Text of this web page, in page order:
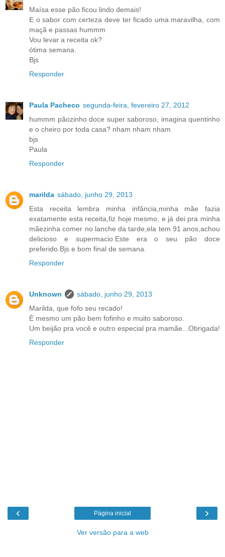
Maísa esse pão ficou lindo demais!
E o sabor com certeza deve ter ficado uma maravilha, com
maçã e passas hummm
Vou levar a receita ok?
ótima semana.
Bjs
Responder
Paula Pacheco segunda-feira, fevereiro 27, 2012
hummm pãozinho doce super saboroso, imagina quentinho
e o cheiro por toda casa? nham nham nham
bjs
Paula
Responder
marilda sábado, junho 29, 2013
Esta receita lembra minha infância,minha mãe fazia
exatamente esta receita,fiz hoje mesmo, e já dei pra minha
mãezinha comer no lanche da tarde,ela tem 91 anos,achou
delicioso e supermacio.Este era o seu pão doce
preferido.Bjs e bom final de semana.
Responder
Unknown
sábado, junho 29, 2013
Marilda, que fofo seu recado!
É mesmo um pão bem fofinho e muito saboroso.
Um beijão pra você e outro especial pra mamãe...Obrigada!
Responder
‹ ›
Página inicial
Ver versão para a web